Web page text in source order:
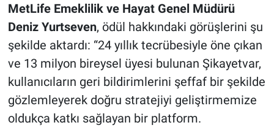
MetLife Emeklilik ve Hayat Genel Müdürü
Deniz Yurtseven, ödül hakkındaki görüşlerini şu
şekilde aktardı: “24 yıllık tecrübesiyle öne çıkan
ve 13 milyon bireysel üyesi bulunan Şikayetvar,
kullanıcıların geri bildirimlerini şeffaf bir şekilde
gözlemleyerek doğru stratejiyi geliştirmemize
oldukça katkı sağlayan bir platform.